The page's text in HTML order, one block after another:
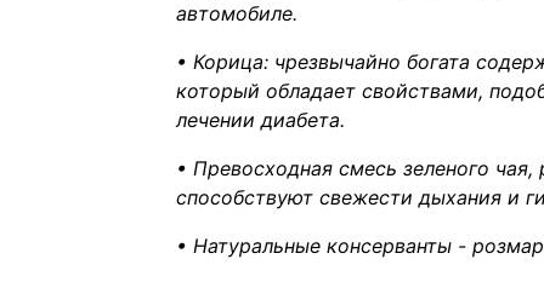
автомобиле.
• Корица: чрезвычайно богата
который обладает свойствами,
лечении диабета.
• Превосходная смесь зеленого
способствуют свежести дыхания и
• Натуральные консерванты -